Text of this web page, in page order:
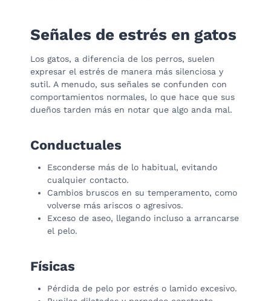
Señales de estrés en gatos
Los gatos, a diferencia de los perros, suelen
expresar el estrés de manera más silenciosa y
sutil. A menudo, sus señales se confunden con
comportamientos normales, lo que hace que sus
dueños tarden más en notar que algo anda mal.
Conductuales
Esconderse más de lo habitual, evitando
cualquier contacto.
Cambios bruscos en su temperamento, como
volverse más ariscos o agresivos.
Exceso de aseo, llegando incluso a arrancarse
el pelo.
Físicas
Pérdida de pelo por estrés o lamido excesivo.